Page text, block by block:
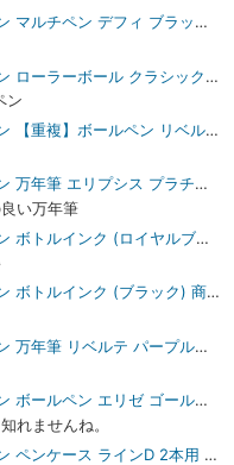
ィウム ボールペン＋メカニカルペンシル0.7mm 商品レビュー
ールドプレート ライン 漆黒クリップ 商品レビュー
ン
テ パープルラッカー＆パラディウム 商品レビュー
ナモデル ジュエリーデコール M 商品レビュー
い万年筆
ク (ロイヤルブルー) 商品レビュー
インク (ブラック) 商品レビュー
ルラッカー＆パラディウム M 商品レビュー
ールドスミス パラディウム 商品レビュー
れませんね。
インD 2本用 ブラウン 商品レビュー